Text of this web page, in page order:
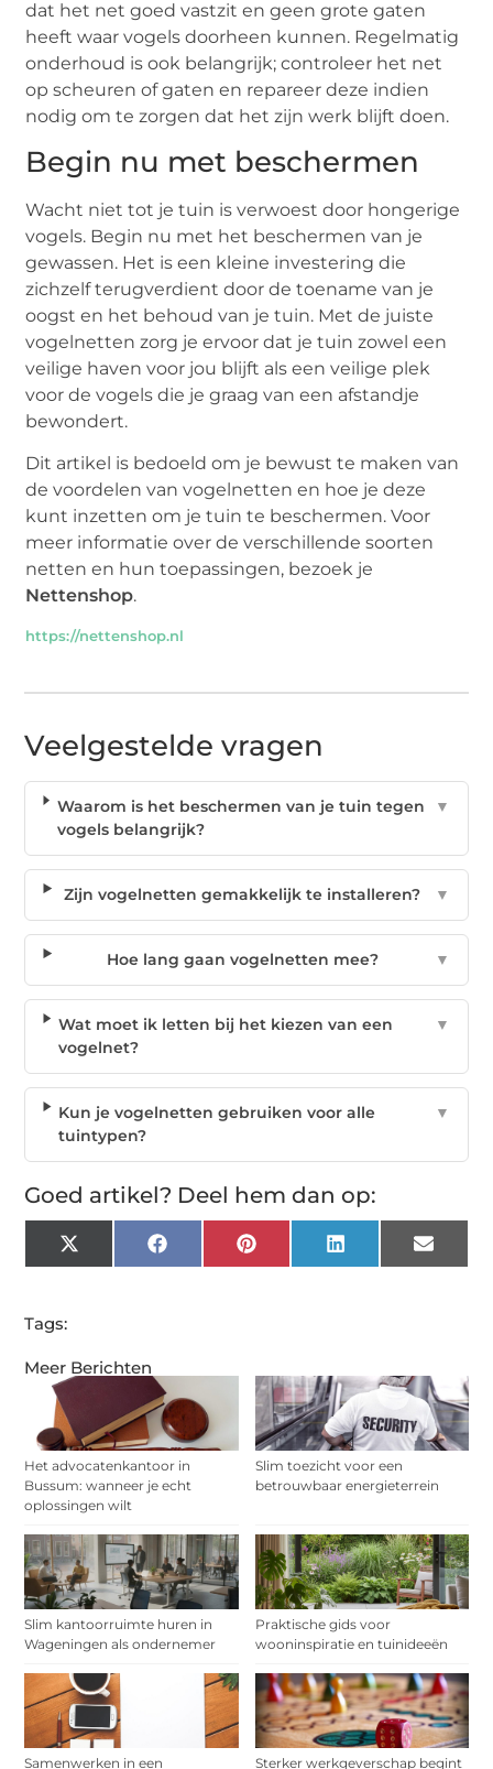
Meer Berichten
Het advocatenkantoor in
Bussum: wanneer je echt
oplossingen wilt
Slim toezicht voor een
betrouwbaar energieterrein
Slim kantoorruimte huren in
Wageningen als ondernemer
Praktische gids voor
wooninspiratie en tuinideeën
Samenwerken in een Sterker werkgeverschap begint
dat het net goed vastzit en geen grote gaten
heeft waar vogels doorheen kunnen. Regelmatig
onderhoud is ook belangrijk; controleer het net
op scheuren of gaten en repareer deze indien
nodig om te zorgen dat het zijn werk blijft doen.
Begin nu met beschermen
Wacht niet tot je tuin is verwoest door hongerige
vogels. Begin nu met het beschermen van je
gewassen. Het is een kleine investering die
zichzelf terugverdient door de toename van je
oogst en het behoud van je tuin. Met de juiste
vogelnetten zorg je ervoor dat je tuin zowel een
veilige haven voor jou blijft als een veilige plek
voor de vogels die je graag van een afstandje
bewondert.
Dit artikel is bedoeld om je bewust te maken van
de voordelen van vogelnetten en hoe je deze
kunt inzetten om je tuin te beschermen. Voor
meer informatie over de verschillende soorten
netten en hun toepassingen, bezoek je
Nettenshop.
https://nettenshop.nl
Veelgestelde vragen
Waarom is het beschermen van je tuin tegen
vogels belangrijk?
▼
Zijn vogelnetten gemakkelijk te installeren? ▼
Hoe lang gaan vogelnetten mee? ▼
Wat moet ik letten bij het kiezen van een
vogelnet?
▼
Kun je vogelnetten gebruiken voor alle
tuintypen?
▼
Goed artikel? Deel hem dan op:
X
(Twitter)
Facebook Pinterest LinkedIn Email
Tags: